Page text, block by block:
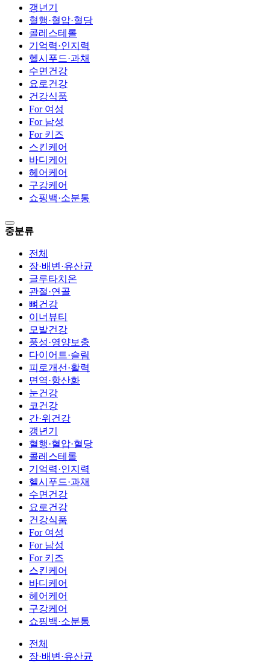
갱년기
혈행·혈압·혈당
콜레스테롤
기억력·인지력
헬시푸드·과채
수면건강
요로건강
건강식품
For 여성
For 남성
For 키즈
스킨케어
바디케어
헤어케어
구강케어
쇼핑백·소분통
중분류
전체
장·배변·유산균
글루타치온
관절·연골
뼈건강
이너뷰티
모발건강
풍성·영양보충
다이어트·슬림
피로개선·활력
면역·항산화
눈건강
코건강
간·위건강
갱년기
혈행·혈압·혈당
콜레스테롤
기억력·인지력
헬시푸드·과채
수면건강
요로건강
건강식품
For 여성
For 남성
For 키즈
스킨케어
바디케어
헤어케어
구강케어
쇼핑백·소분통
전체
장·배변·유산균